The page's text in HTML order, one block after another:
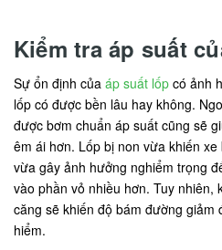
Kiểm tra áp suất
Sự ổn định của áp suất lốp có ảnh
lốp có được bền lâu hay không.
được bơm chuẩn áp suất cũng sẽ
êm ái hơn. Lốp bị non vừa khiến
vừa gây ảnh hưởng nghiểm trọng
vào phần vỏ nhiều hơn. Tuy nhiên,
căng sẽ khiến độ bám đường
hiểm.